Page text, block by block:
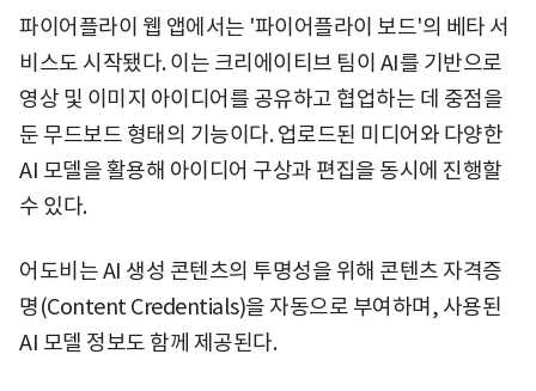
파이어플라이 웹 앱에서는 '파이어플라이 보드'의 베타 서
비스도 시작됐다. 이는 크리에이티브 팀이 AI를 기반으로
영상 및 이미지 아이디어를 공유하고 협업하는 데 중점을
둔 무드보드 형태의 기능이다. 업로드된 미디어와 다양한
AI 모델을 활용해 아이디어 구상과 편집을 동시에 진행할
수 있다.
어도비는 AI 생성 콘텐츠의 투명성을 위해 콘텐츠 자격증
명(Content Credentials)을 자동으로 부여하며, 사용된
AI 모델 정보도 함께 제공된다.